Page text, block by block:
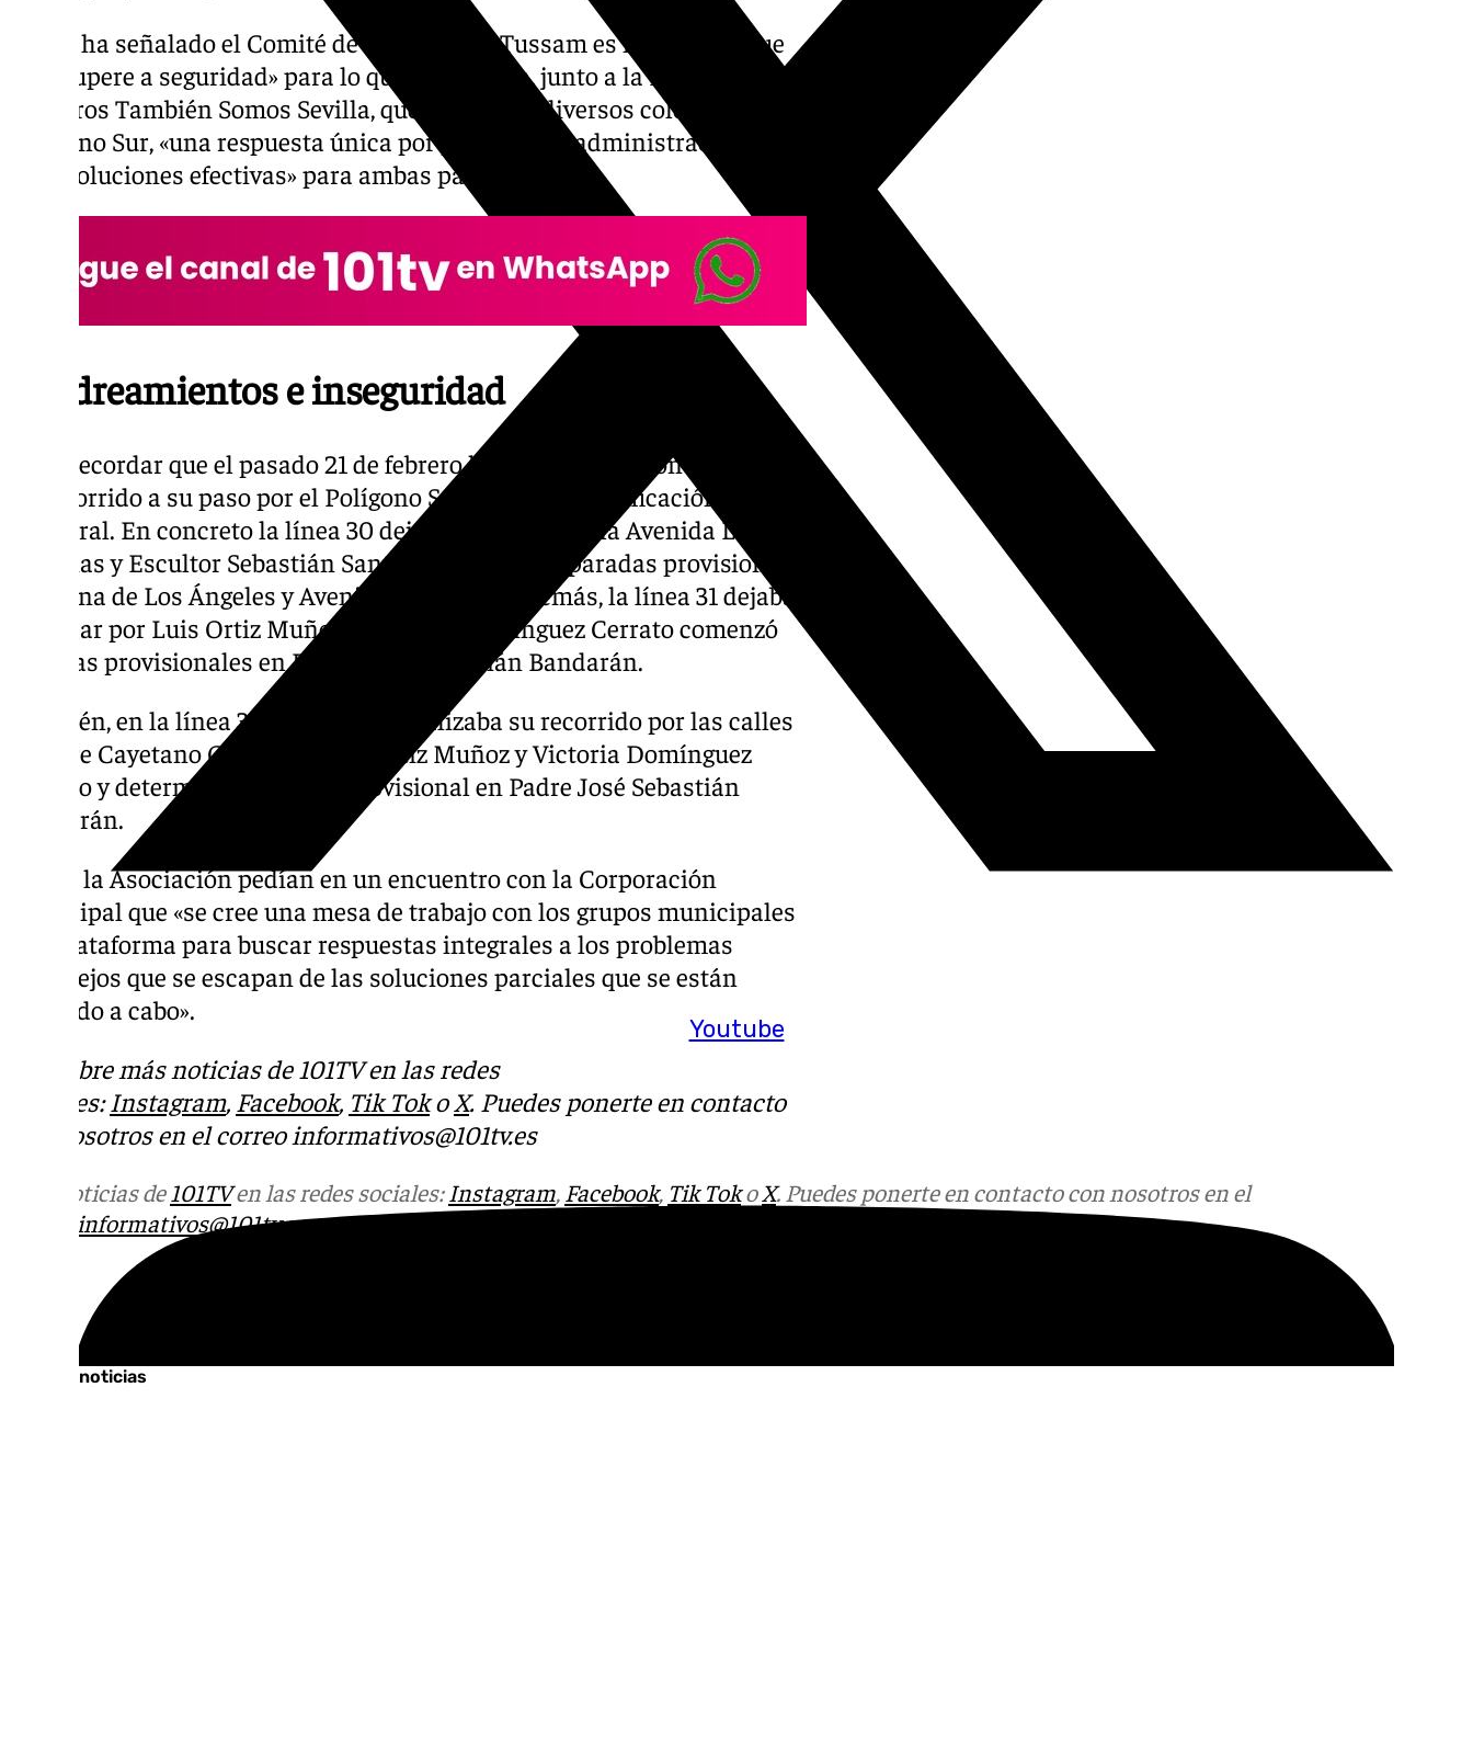
Youtube
Según ha señalado el Comité de Empresa de Tussam es necesario «que
se recupere a seguridad» para lo que demandan, junto a la Plataforma
Nosotros También Somos Sevilla, que aglutina a diversos colectivos del
Polígono Sur, «una respuesta única por parte de las administraciones»
con «soluciones efectivas» para ambas partes.
Apedreamientos e inseguridad
Cabe recordar que el pasado 21 de febrero las líneas volvieron a desviar
su recorrido a su paso por el Polígono Sur, tras otra modificación
temporal. En concreto la línea 30 dejaba de pasar por la Avenida Las
Letanías y Escultor Sebastián Santos para realizar paradas provisionales
en Reina de Los Ángeles y Avenida de La Paz. Además, la línea 31 dejaba
de pasar por Luis Ortiz Muñoz y Victoria Domínguez Cerrato comenzó
paradas provisionales en Padre José Sebastián Bandarán.
También, en la línea 32 el autobús paralizaba su recorrido por las calles
Orfebre Cayetano González, Luis Ortiz Muñoz y Victoria Domínguez
Cerrato y determinó la parada provisional en Padre José Sebastián
Bandarán.
Desde la Asociación pedían en un encuentro con la Corporación
municipal que «se cree una mesa de trabajo con los grupos municipales
y la Plataforma para buscar respuestas integrales a los problemas
complejos que se escapan de las soluciones parciales que se están
llevando a cabo».
Descubre más noticias de 101TV en las redes
sociales:Instagram, Facebook, Tik TokoX. Puedes ponerte en contacto
con nosotros en el correo informativos@101tv.es
Más noticias de101TVen las redes sociales:Instagram, Facebook, Tik TokoX. Puedes ponerte en contacto con nosotros en el
informativos@101tv.es
Últimas noticias